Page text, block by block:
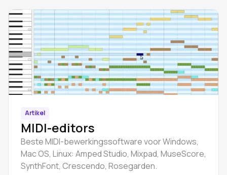
Artikel
MIDI-editors
Beste MIDI-bewerkingssoftware voor Windows,
Mac OS, Linux: Amped Studio, Mixpad, MuseScore,
SynthFont, Crescendo, Rosegarden.